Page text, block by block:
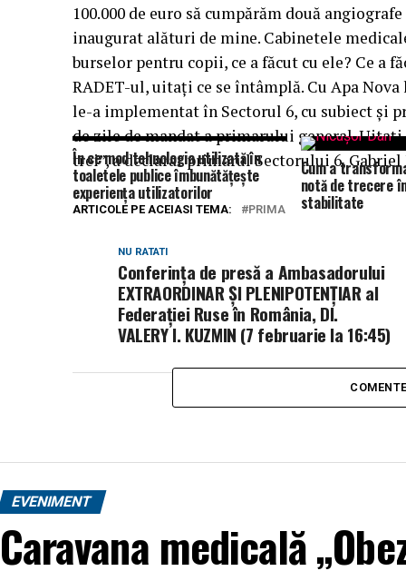
100.000 de euro să cumpărăm două
inaugurat alături de mine. Cabinetele
burselor pentru copii, ce a făcut cu ele? Ce a
RADET-ul, uitaţi ce se întâmplă. Cu Apa
le-a implementat în Sectorul 6, cu subiect şi
de zile de mandat a primarului general. Uitaţi,
trei”, a declarat primarul Sectorului 6,
ARTICOLE PE ACEIASI TEMA: PRIMA
NU RATATI
Conferința de presă a Ambasadorului
EXTRAORDINAR ŞI PLENIPOTENŢIAR al
Federației Ruse în România, Dl.
VALERY I. KUZMIN (7 februarie la 16:45)
În ce mod tehnologia utilizată în
toaletele publice îmbunătățește
experiența utilizatorilor
Cum a
notă de trecere
stabilitate
EVENIMENT
Caravana medicală